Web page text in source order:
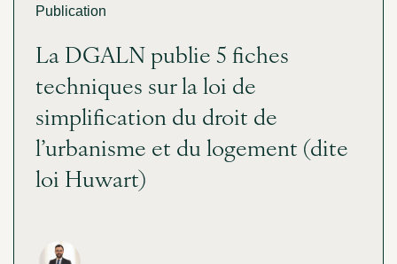
Publication
La DGALN publie 5 fiches
techniques sur la loi de
simplification du droit de
l’urbanisme et du logement (dite
loi Huwart)